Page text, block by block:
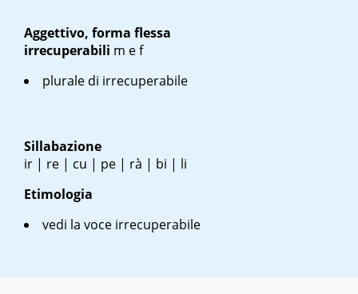
Aggettivo, forma flessa
irrecuperabili m ef
plurale di irrecuperabile
Sillabazione
ir | re | cu | pe | rà | bi | li
Etimologia
vedi la voce irrecuperabile